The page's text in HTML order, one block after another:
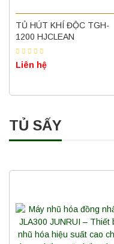
TỦ HÚT KHÍ ĐỘC TGH-
1200 HJCLEAN
Liên hệ
TỦ SẤY